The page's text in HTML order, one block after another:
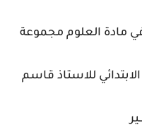
مادة العلوم مجموعة
للاستاذ قاسم